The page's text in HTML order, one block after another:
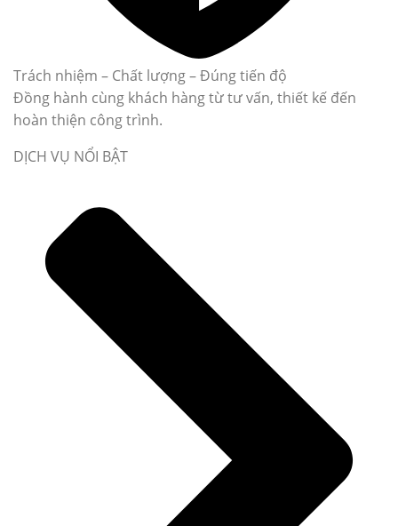
Trách nhiệm – Chất lượng – Đúng tiến độ
Đồng hành cùng khách hàng từ tư vấn, thiết kế đến
hoàn thiện công trình.
DỊCH VỤ NỔI BẬT